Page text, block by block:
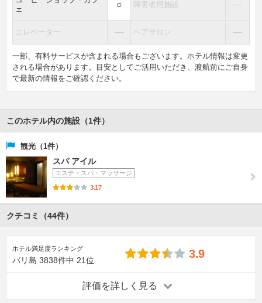
ェ
○ 障害者用施設 ―
エレベーター ― ヘアサロン ―
一部、有料サービスが含まれる場合もございます。ホテル情報は変更
される場合があります。目安としてご活用いただき、渡航前にご自身
で最新の情報をご確認ください。
このホテル内の施設（1件）
観光（1件）
スパ アイル
エステ・スパ・マッサージ
3.17
クチコミ（44件）
ホテル満足度ランキング
バリ島 3838件中 21位 3.9
評価を詳しく見る